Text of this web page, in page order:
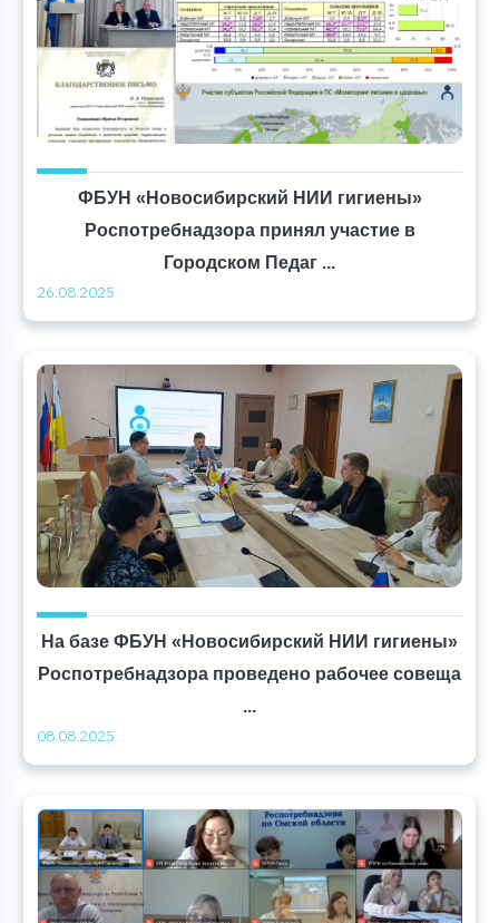
ФБУН «Новосибирский НИИ гигиены»
Роспотребнадзора принял участие в
Городском Педаг ...
26.08.2025
На базе ФБУН «Новосибирский НИИ гигиены»
Роспотребнадзора проведено рабочее совеща
...
08.08.2025